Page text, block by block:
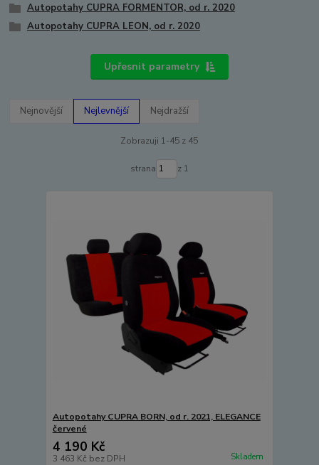
Autopotahy CUPRA FORMENTOR, od r. 2020
Autopotahy CUPRA LEON, od r. 2020
Upřesnit parametry
Nejnovější Nejlevnější Nejdražší
Zobrazuji 1-45 z 45
strana z 1
Autopotahy CUPRA BORN, od r. 2021, ELEGANCE
červené
4 190 Kč
3 463 Kč bez DPH Skladem